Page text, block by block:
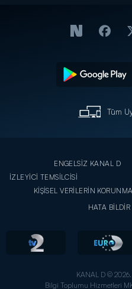
Tüm
ENGELSİZ KANAL D
İZLEYİCİ TEMSİLCİSİ
KİŞİSEL VERİLERİN
HATA BİLDİR
KANAL D © 2026.
Bilgi Toplumu Hizmetleri